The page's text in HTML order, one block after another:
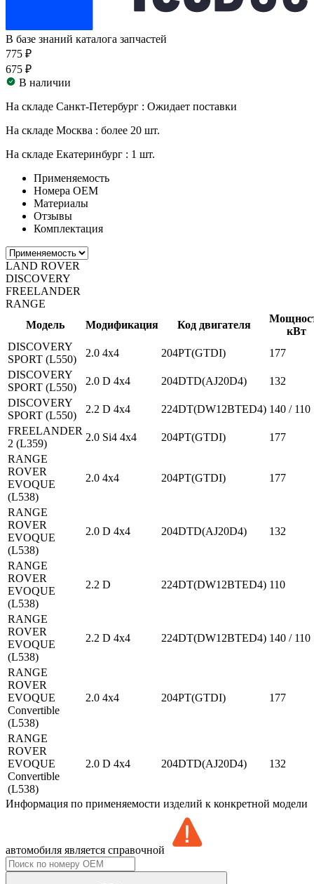
В базе знаний каталога запчастей
775 ₽
675 ₽
В наличии
На складе Санкт-Петербург : Ожидает поставки
На складе Москва : более 20 шт.
На складе Екатеринбург : 1 шт.
Применяемость
Номера ОЕМ
Материалы
Отзывы
Комплектация
LAND ROVER
DISCOVERY
FREELANDER
RANGE
Модель
Модификация Код двигателя
кВт
DISCOVERY
SPORT (L550)
2.0 4x4 204PT(GTDI)
177
DISCOVERY
SPORT (L550)
2.0 D 4x4 204DTD(AJ20D4)
132
DISCOVERY
SPORT (L550)
2.2 D 4x4 224DT(DW12BTED4) 140 / 110
FREELANDER
2 (L359)
2.0 Si4 4x4 204PT(GTDI)
177
RANGE
ROVER
EVOQUE
(L538)
2.0 4x4 204PT(GTDI) 177
RANGE
ROVER
EVOQUE
(L538)
2.0 D 4x4 204DTD(AJ20D4) 132
RANGE
ROVER
EVOQUE
(L538)
2.2 D 224DT(DW12BTED4) 110
RANGE
ROVER
EVOQUE
(L538)
2.2 D 4x4 224DT(DW12BTED4) 140 / 110
RANGE
ROVER
EVOQUE
Convertible
(L538)
2.0 4x4 204PT(GTDI) 177
RANGE
ROVER
EVOQUE
Convertible
(L538)
2.0 D 4x4 204DTD(AJ20D4) 132
Информация по применяемости изделий к конкретной модели
автомобиля является справочной